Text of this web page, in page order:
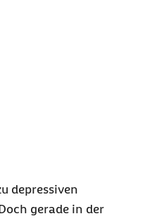
depressiven
gerade in der